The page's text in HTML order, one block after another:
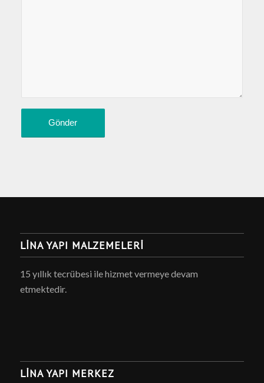
LINA YAPI MALZEMELERI
15 yıllık tecrübesi ile hizmet vermeye devam
etmektedir.
LINA YAPI MERKEZ